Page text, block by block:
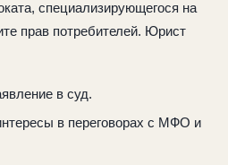
специализирующегося на
прав потребителей. Юрист
в суд.
в переговорах с МФО и